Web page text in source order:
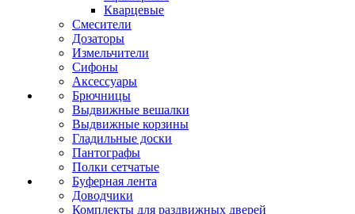
Кварцевые
Смесители
Дозаторы
Измельчители
Сифоны
Аксессуары
Брючницы
Выдвижные вешалки
Выдвижные корзины
Гладильные доски
Пантографы
Полки сетчатые
Буферная лента
Доводчики
Комплекты для раздвижных дверей